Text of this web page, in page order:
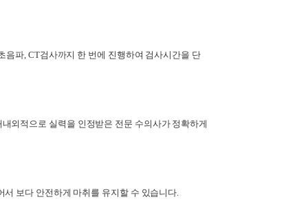
음파, CT검사까지 한 번에 진행하여 검사시간을 단
외적으로 실력을 인정받은 전문 수의사가 정확하게
보다 안전하게 마취를 유지할 수 있습니다.